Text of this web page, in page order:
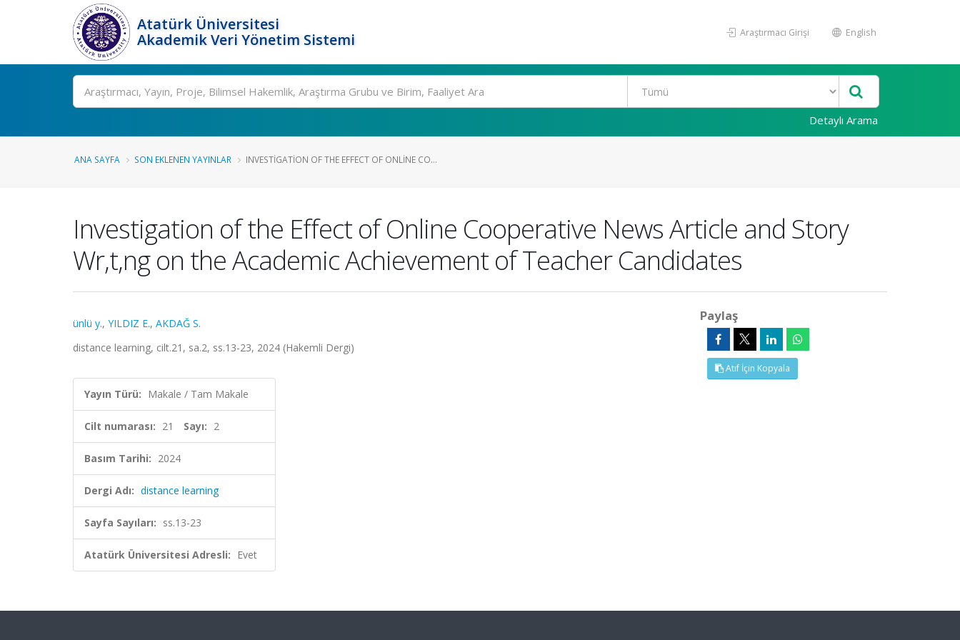
Atatürk Üniversitesi
Akademik Veri Yönetim Sistemi
Araştırmacı Girişi English
Ara
Detaylı Arama
ANA SAYFA SON EKLENEN YAYINLAR INVESTIGATION OF THE EFFECT OF ONLINE CO...
Investigation of the Effect of Online Cooperative News Article and Story
Wr,t,ng on the Academic Achievement of Teacher Candidates
ünlü y., YILDIZ E., AKDAĞ S.
distance learning, cilt.21, sa.2, ss.13-23, 2024 (Hakemli Dergi)
Yayın Türü: Makale / Tam Makale
Cilt numarası: 21 Sayı: 2
Basım Tarihi: 2024
Dergi Adı: distance learning
Sayfa Sayıları: ss.13-23
Atatürk Üniversitesi Adresli: Evet
Paylaş
Atıf İçin Kopyala